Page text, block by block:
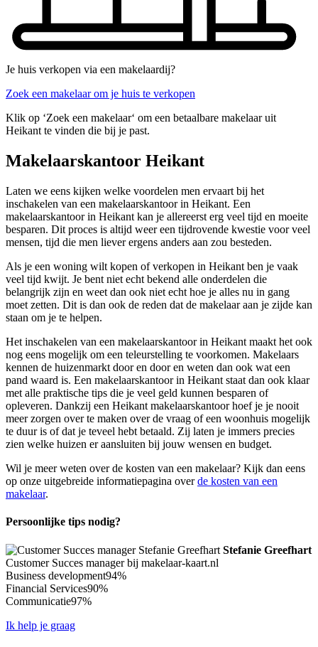
Je huis verkopen via een makelaardij?
Zoek een makelaar om je huis te verkopen
Klik op ‘Zoek een makelaar‘ om een betaalbare makelaar uit
Heikant te vinden die bij je past.
Makelaarskantoor Heikant
Laten we eens kijken welke voordelen men ervaart bij het
inschakelen van een makelaarskantoor in Heikant. Een
makelaarskantoor in Heikant kan je allereerst erg veel tijd en moeite
besparen. Dit proces is altijd weer een tijdrovende kwestie voor veel
mensen, tijd die men liever ergens anders aan zou besteden.
Als je een woning wilt kopen of verkopen in Heikant ben je vaak
veel tijd kwijt. Je bent niet echt bekend alle onderdelen die
belangrijk zijn en weet dan ook niet echt hoe je alles nu in gang
moet zetten. Dit is dan ook de reden dat de makelaar aan je zijde kan
staan om je te helpen.
Het inschakelen van een makelaarskantoor in Heikant maakt het ook
nog eens mogelijk om een teleurstelling te voorkomen. Makelaars
kennen de huizenmarkt door en door en weten dan ook wat een
pand waard is. Een makelaarskantoor in Heikant staat dan ook klaar
met alle praktische tips die je veel geld kunnen besparen of
opleveren. Dankzij een Heikant makelaarskantoor hoef je je nooit
meer zorgen over te maken over de vraag of een woonhuis mogelijk
te duur is of dat je teveel hebt betaald. Zij laten je immers precies
zien welke huizen er aansluiten bij jouw wensen en budget.
Wil je meer weten over de kosten van een makelaar? Kijk dan eens
op onze uitgebreide informatiepagina overde kosten van een
makelaar.
Persoonlijke tips nodig?
Stefanie Greefhart
Customer Succes manager bij makelaar-kaart.nl
Business development94%
Financial Services90%
Communicatie97%
Ik help je graag